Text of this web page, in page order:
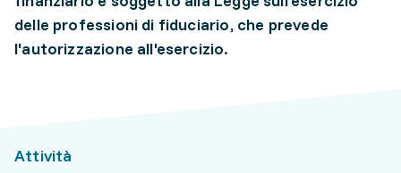
delle professioni di fiduciario, che prevede
l'autorizzazione all'esercizio.
Attività